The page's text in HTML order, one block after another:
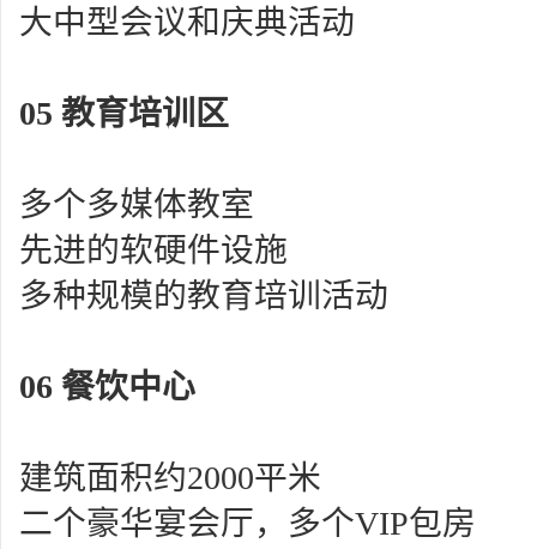
大中型会议和庆典活动
05 教育培训区
多个多媒体教室
先进的软硬件设施
多种规模的教育培训活动
06 餐饮中心
建筑面积约2000平米
二个豪华宴会厅，多个VIP包房